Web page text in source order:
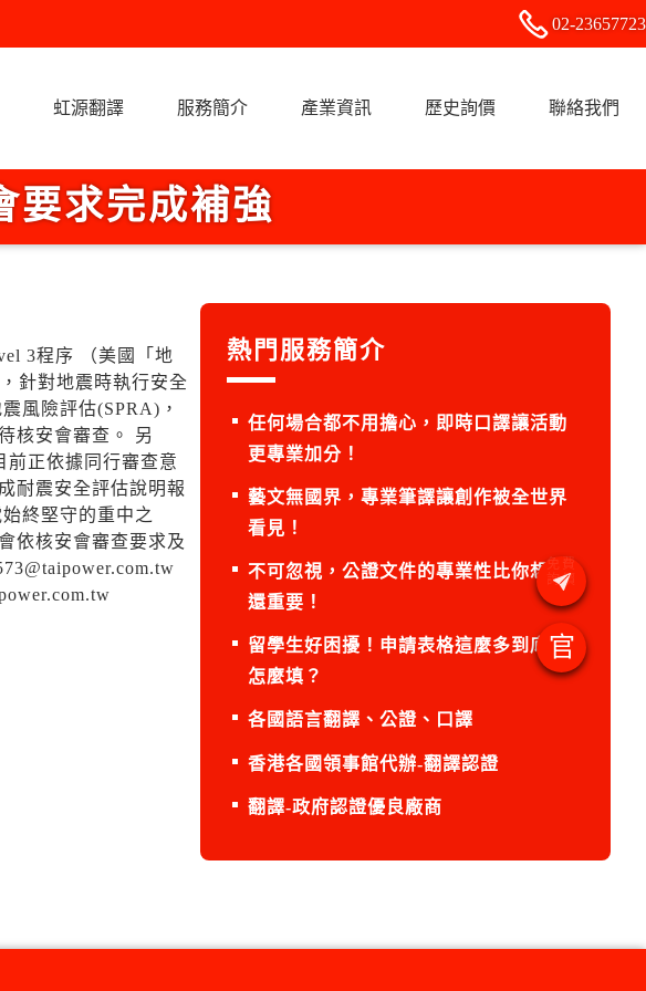
02-23657723
虹源翻譯 服務簡介 產業資訊 歷史詢價 聯絡我們
要求完成補強
3程序 （美國「地
針對地震時執行安全
風險評估(SPRA)，
核安會審查。 另
前正依據同行審查意
耐震安全評估說明報
終堅守的重中之
依核安會審查要求及
熱門服務簡介
任何場合都不用擔心，即時口譯讓活動
更專業加分！
藝文無國界，專業筆譯讓創作被全世界
看見！
不可忽視，公證文件的專業性比你想的
還重要！
留學生好困擾！申請表格這麼多到底該
怎麼填？
各國語言翻譯、公證、口譯
香港各國領事館代辦-翻譯認證
翻譯-政府認證優良廠商
官